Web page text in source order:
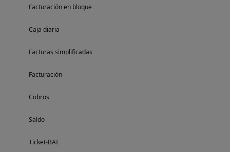
Facturación en bloque
Caja diaria
Facturas simplificadas
Facturación
Cobros
Saldo
Ticket-BAI